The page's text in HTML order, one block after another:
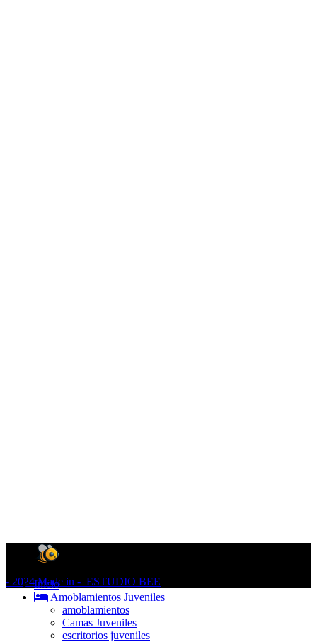
- 2024 Made in - ESTUDIO BEE
Inicio
Amoblamientos Juveniles
amoblamientos
Camas Juveniles
escritorios juveniles